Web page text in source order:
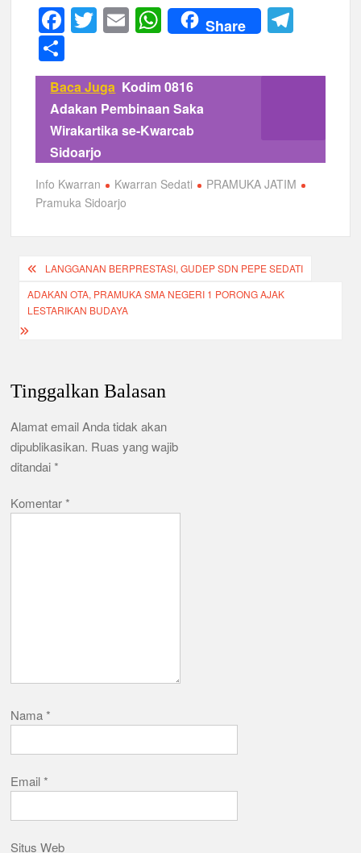
F
a
c
e
b
o
o
k
T
wi
tt
er
E
m
ail
W
h
at
s
A
p
Share
e
h
ar
e
Baca Juga Kodim 0816
Adakan Pembinaan Saka
Wirakartika se-Kwarcab
Sidoarjo
Info Kwarran Kwarran Sedati
PRAMUKA JATIM
Pramuka Sidoarjo
Navigasi
pos
LANGGANAN BERPRESTASI, GUDEP SDN PEPE SEDATI
ADAKAN OTA, PRAMUKA SMA NEGERI 1 PORONG AJAK
LESTARIKAN BUDAYA
Tinggalkan Balasan
Alamat email Anda tidak akan
dipublikasikan. Ruas yang wajib
ditandai*
Komentar*
Nama*
Email*
Situs Web